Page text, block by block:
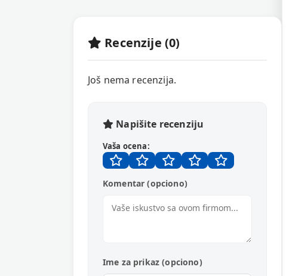
Recenzije (0)
Još nema recenzija.
Napišite recenziju
Vaša ocena:
Komentar (opciono)
Ime za prikaz (opciono)